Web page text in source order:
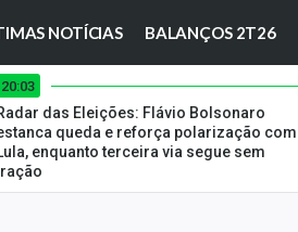
NOTÍCIAS BALANÇOS 2T26
20:03
das Eleições: Flávio Bolsonaro
queda e reforça polarização com
enquanto terceira via segue sem